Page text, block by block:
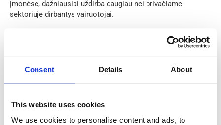
Consent Details About
This website uses cookies
We use cookies to personalise content and ads, to
įmonėse, dažniausiai uždirba daugiau nei privačiame
sektoriuje dirbantys vairuotojai.
Viešajame sektoriuje dirbantys autobuso vairuotojai
nei tie, kurie dirba
privačiose įmonėse.
Vidutinis viešojo sektoriaus atlyginimas:
metus.